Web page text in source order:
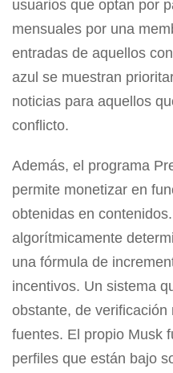
usuarios que optan por
mensuales por una
entradas de aquellos
azul se muestran
noticias para aquellos
conflicto.
Además, el programa
permite monetizar en
obtenidas en
algorítmicamente
una fórmula de
incentivos. Un sistema
obstante, de verificación
fuentes. El propio Musk
perfiles que están bajo